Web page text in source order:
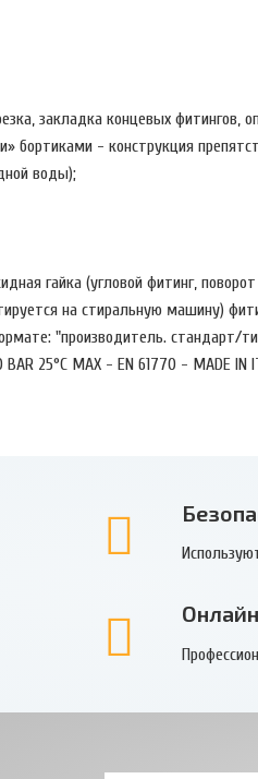
закладка концевых фитингов,
бортиками - конструкция
воды);
гайка (угловой фитинг,
на стиральную машину)
"производитель. стандарт/
25°С MAX - EN 61770 - MADE IN